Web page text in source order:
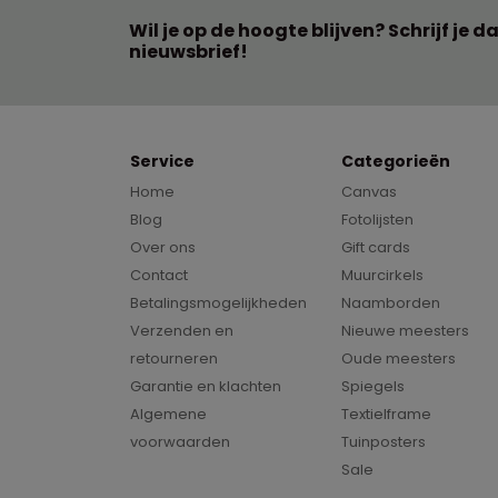
Wil je op de hoogte blijven? Schrijf je
nieuwsbrief!
Service
Home
Blog
Over ons
Contact
Betalingsmogelijkheden
Verzenden en
retourneren
Garantie en klachten
Algemene
voorwaarden
Categorieën
Canvas
Fotolijsten
Gift cards
Muurcirkels
Naamborden
Nieuwe meesters
Oude meesters
Spiegels
Textielframe
Tuinposters
Sale